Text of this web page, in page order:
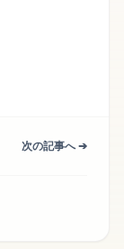
次の記事へ ➔